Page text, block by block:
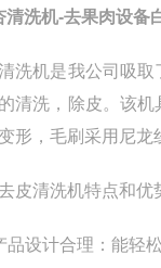
清洗机-去果肉设备
洗机是我公司吸
清洗，除皮。该
形，毛刷采用尼龙
皮清洗机特点和优
品设计合理：能轻